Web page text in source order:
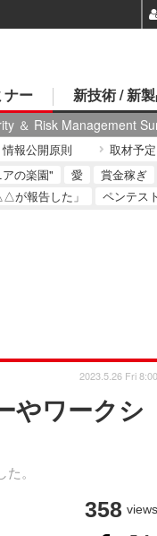
ナー
＆ Risk Management
新技術 / 新
情報公開原則 取材予定
の楽園" 愛 賞金稼ぎ
が報告した」
ペンテス
やワークシ
。
2023.5.26 Fri 8:00
358 views